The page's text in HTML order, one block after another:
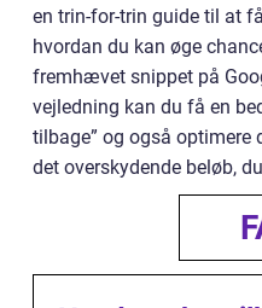
en trin-for-trin guide til at
hvordan du kan øge
fremhævet snippet på
vejledning kan du få en
tilbage” og også optimere
det overskydende beløb,